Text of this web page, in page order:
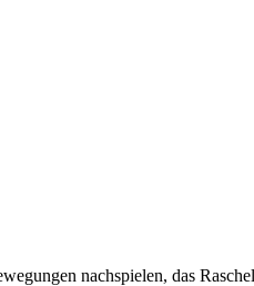
nachspielen, das